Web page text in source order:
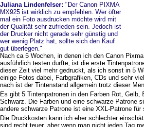
Juliana Lindenfelser: "Der Canon PIXMA
MX925 ist wirklich zu empfehlen. Wer öfter
mal ein Foto ausdrucken möchte wird mit
der Qualität sehr zufrieden sein. Jedoch ist
der Drucker nicht gerade sehr günstig und
wer wenig Platz hat, sollte sich den Kauf
gut überlegen."
Nach ca 5 Wochen, in denen ich den Canon
ausführlich testen durfte, ist die erste
dieser Zeit viel mehr gedruckt, als ich sonst in 5
einige Fotos dabei, Farbgrafiken, CDs und sehr
nach ist der Tintenstand allgemein trotz dieser
Es gibt 5 Tintenpatronen in den Farben Rot, Gelb,
Schwarz. Die Farben und eine schwarze Patrone
andere schwarze Patrone ist eine XXL-Patrone für
Die Druckkosten kann ich eher schlechter
sind recht teuer, aber wenn man nicht jeden Tag